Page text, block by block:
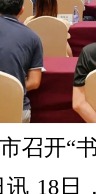
召开“
讯 18日